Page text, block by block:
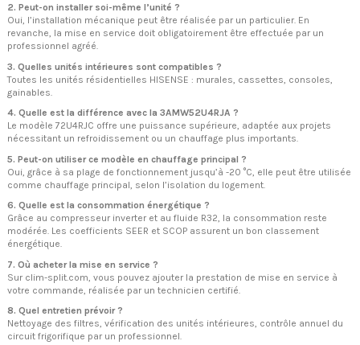
2. Peut-on installer soi-même l’unité ?
Oui, l’installation mécanique peut être réalisée par un particulier. En
revanche, la mise en service doit obligatoirement être effectuée par un
professionnel agréé.
3. Quelles unités intérieures sont compatibles ?
Toutes les unités résidentielles HISENSE : murales, cassettes, consoles,
gainables.
4. Quelle est la différence avec la 3AMW52U4RJA ?
Le modèle 72U4RJC offre une puissance supérieure, adaptée aux projets
nécessitant un refroidissement ou un chauffage plus importants.
5. Peut-on utiliser ce modèle en chauffage principal ?
Oui, grâce à sa plage de fonctionnement jusqu’à -20 °C, elle peut être utilisée
comme chauffage principal, selon l’isolation du logement.
6. Quelle est la consommation énergétique ?
Grâce au compresseur inverter et au fluide R32, la consommation reste
modérée. Les coefficients SEER et SCOP assurent un bon classement
énergétique.
7. Où acheter la mise en service ?
Sur clim-split.com, vous pouvez ajouter la prestation de mise en service à
votre commande, réalisée par un technicien certifié.
8. Quel entretien prévoir ?
Nettoyage des filtres, vérification des unités intérieures, contrôle annuel du
circuit frigorifique par un professionnel.